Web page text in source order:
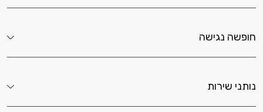
חופשה נגישה
נותני שירות